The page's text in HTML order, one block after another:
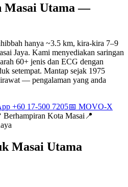
Masai Utama —
hanya ~3.5 km, kira-kira 7–9
Jaya. Kami menyediakan saringan
60+ jenis dan ECG dengan
setempat. Mantap sejak 1975
— pengalaman yang anda
+60 17-500 7205📅 MOVO-X
Berhampiran Kota Masai 📍
Masai Utama